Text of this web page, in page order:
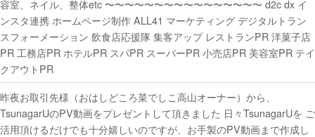
容室、ネイル、整体etc 〜〜〜〜〜〜〜〜〜〜〜〜〜〜〜〜 d2c dx イ
ンスタ連携 ホームページ制作 ALL41 マーケティング デジタルトラン
スフォーメーション 飲食店応援隊 集客アップ レストランPR 洋菓子店
PR 工務店PR ホテルPR スパPR スーパーPR 小売店PR 美容室PR テイ
クアウトPR
昨夜お取引先様（おはしどころ菜でしこ高山オーナー）から、
TsunagarUのPV動画をプレゼントして頂きました 日々TsunagarUを ご
活用頂けるだけでも十分嬉しいのですが、お手製のPV動画まで作成し